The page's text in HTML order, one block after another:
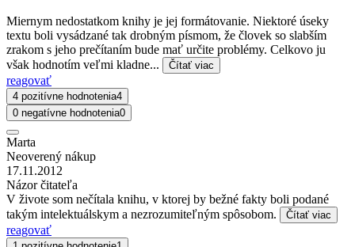
Miernym nedostatkom knihy je jej formátovanie. Niektoré úseky
textu boli vysádzané tak drobným písmom, že človek so slabším
zrakom s jeho prečítaním bude mať určite problémy. Celkovo ju
však hodnotím veľmi kladne...
Čítať viac
reagovať
4 pozitívne hodnotenia4
0 negatívne hodnotenia0
Marta
Neoverený nákup
17.11.2012
Názor čitateľa
V živote som nečítala knihu, v ktorej by bežné fakty boli podané
takým intelektuálskym a nezrozumiteľným spôsobom.
Čítať viac
reagovať